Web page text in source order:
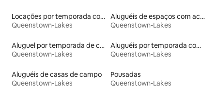
Locações por temporada com piscina
Queenstown-Lakes
Aluguéis de espaços com acesso direto a pistas de esqui
Queenstown-Lakes
Aluguel por temporada de casas de hóspedes
Queenstown-Lakes
Aluguéis por temporada com acesso à praia
Queenstown-Lakes
Aluguéis de casas de campo
Queenstown-Lakes
Pousadas
Queenstown-Lakes